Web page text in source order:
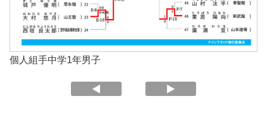
個人組手中学1年男子